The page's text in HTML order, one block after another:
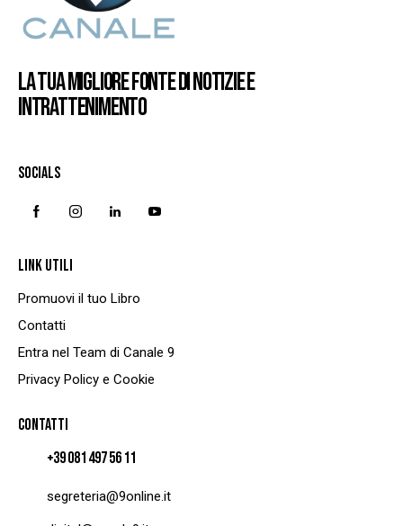
LA TUA MIGLIORE FONTE DI NOTIZIE E
INTRATTENIMENTO
SOCIALS
LINK UTILI
Promuovi il tuo Libro
Contatti
Entra nel Team di Canale 9
Privacy Policy e Cookie
CONTATTI
+39 081 497 56 11
segreteria@9online.it